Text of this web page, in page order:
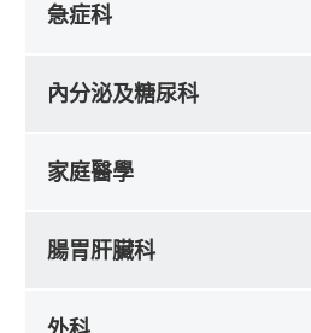
急症科
內分泌及糖尿科
家庭醫學
腸胃肝臟科